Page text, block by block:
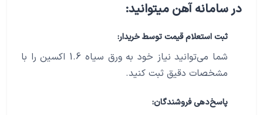
در سامانه آهن میتوانید:
ثبت استعلام قیمت توسط خریدار:
شما می‌توانید نیاز خود به ورق سیاه 1.6 اکسین را با
مشخصات دقیق ثبت کنید.
پاسخ‌دهی فروشندگان: